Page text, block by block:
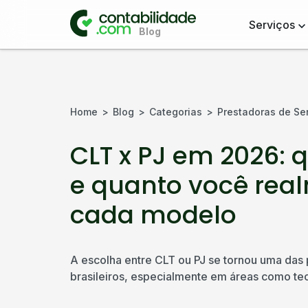
Serviços
Home Blog Categorias Prestadoras de
CLT x PJ em
e quanto você
cada modelo
A escolha entre CLT ou PJ se tornou uma
brasileiros, especialmente em áreas como